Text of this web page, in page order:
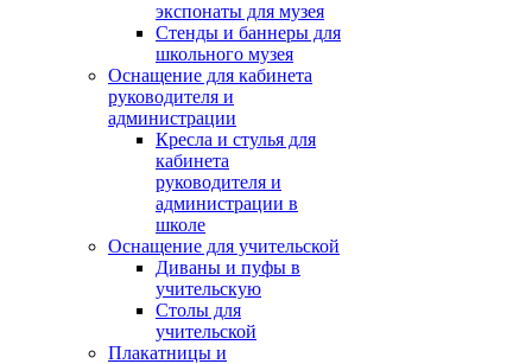
экспонаты для музея
Стенды и баннеры для
школьного музея
Оснащение для кабинета
руководителя и
администрации
Кресла и стулья для
кабинета
руководителя и
администрации в
школе
Оснащение для учительской
Диваны и пуфы в
учительскую
Столы для
учительской
Плакатницы и